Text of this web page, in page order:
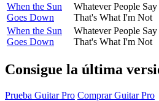
When the Sun
Goes Down
Whatever People
That's What I'm Not
When the Sun
Goes Down
Whatever People
That's What I'm Not
Consigue la última
Prueba Guitar Pro Comprar Guitar Pro